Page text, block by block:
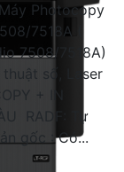
Photocopy
7518A (
7508/7518A)
số, Laser
+ IN
RADF: Tự
gốc : Có...